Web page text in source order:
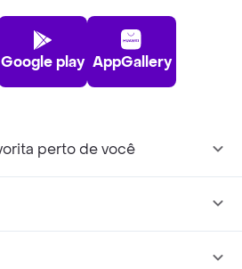
Google play AppGallery
perto de você